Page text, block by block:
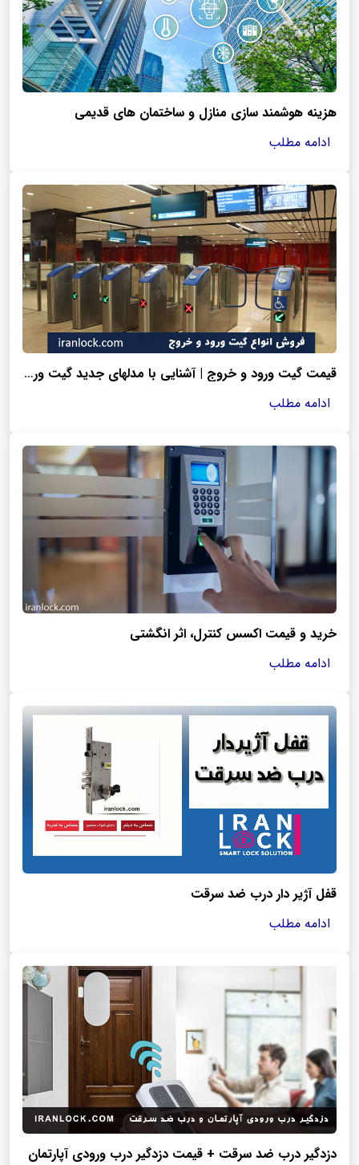
هزینه هوشمند سازی منازل و ساختمان های قدیمی
ادامه مطلب
قیمت گیت ورود و خروج | آشنایی با مدلهای جدید گیت ورودی
ادامه مطلب
خرید و قیمت اکسس کنترل، اثر انگشتی
ادامه مطلب
قفل آژیر دار درب ضد سرقت
ادامه مطلب
دزدگیر درب ضد سرقت + قیمت دزدگیر درب ورودی آپارتمان